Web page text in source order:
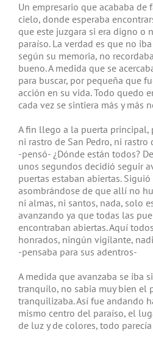
Un empresario que acababa de
cielo, donde esperaba
que este juzgara si era digno o
paraíso. La verdad es que no
según su memoria, no
bueno. A medida que se
para buscar, por pequeña que
acción en su vida. Todo quedo
cada vez se sintiera más y más
A fin llego a la puerta principal,
ni rastro de San Pedro, ni rastro
-pensó- ¿Dónde están todos?
unos segundos decidió seguir
puertas estaban abiertas.
asombrándose de que allí no
ni almas, ni santos, nada, solo
avanzando ya que todas las
encontraban abiertas. Aquí
honrados, ningún vigilante,
-pensaba para sus adentros-
A medida que avanzaba se iba
tranquilo, no sabia muy bien el
tranquilizaba. Así fue andando
mismo centro del paraíso, el
de luz y de colores, todo